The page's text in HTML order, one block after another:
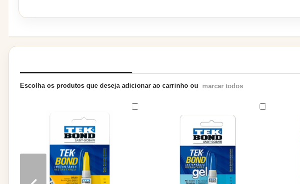
Escolha os produtos que deseja adicionar ao carrinho ou marcar todos